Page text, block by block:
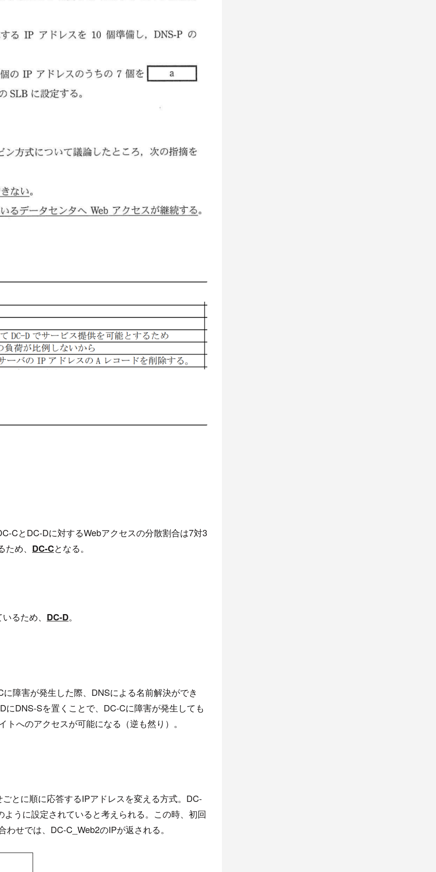
CとDC-Dに対するWebアクセスの分散割合は7対3
め、 DC-Cとなる。
るため、 DC-D。
障害が発生した際、DNSによる名前解決ができ
DNS-Sを置くことで、DC-Cに障害が発生しても
へのアクセスが可能になる（逆も然り）。
とに順に応答するIPアドレスを変える方式。DC-
うに設定されていると考えられる。この時、初回
せでは、DC-C_Web2のIPが返される。